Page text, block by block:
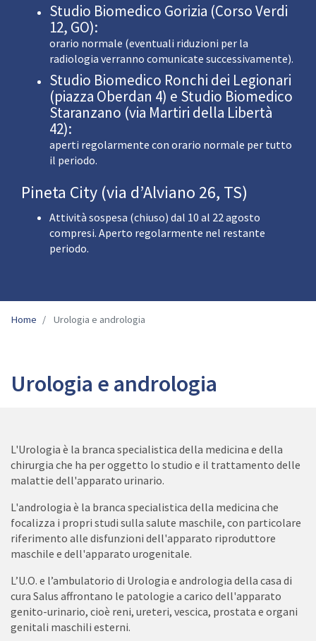
Studio Biomedico Gorizia (Corso Verdi
12, GO):
orario normale (eventuali riduzioni per la
radiologia verranno comunicate successivamente).
Studio Biomedico Ronchi dei Legionari
(piazza Oberdan 4) e Studio Biomedico
Staranzano (via Martiri della Libertà
42):
aperti regolarmente con orario normale per tutto
il periodo.
Pineta City (via d’Alviano 26, TS)
Attività sospesa (chiuso) dal 10 al 22 agosto
compresi. Aperto regolarmente nel restante
periodo.
Home Urologia e andrologia
Urologia e andrologia
L'Urologia è la branca specialistica della medicina e della
chirurgia che ha per oggetto lo studio e il trattamento delle
malattie dell'apparato urinario.
L'andrologia è la branca specialistica della medicina che
focalizza i propri studi sulla salute maschile, con particolare
riferimento alle disfunzioni dell'apparato riproduttore
maschile e dell'apparato urogenitale.
L’U.O. e l’ambulatorio di Urologia e andrologia della casa di
cura Salus affrontano le patologie a carico dell'apparato
genito-urinario, cioè reni, ureteri, vescica, prostata e organi
genitali maschili esterni.